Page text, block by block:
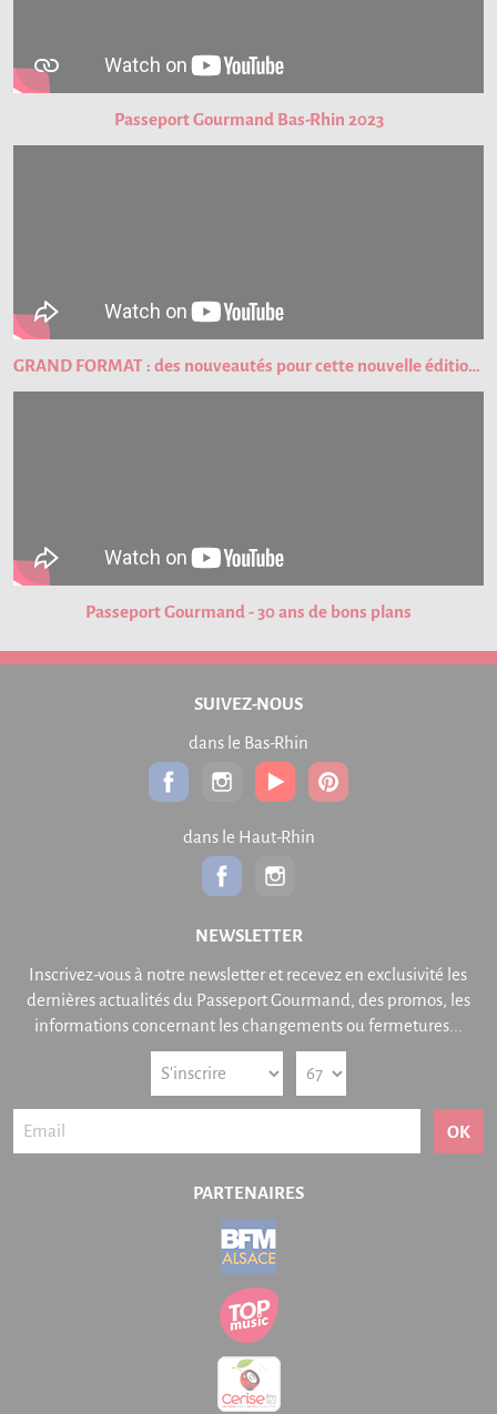
Passeport Gourmand Bas-Rhin 2023
GRAND FORMAT : des nouveautés pour cette nouvelle édition du Passeport Gourmand !
Passeport Gourmand - 30 ans de bons plans
SUIVEZ-NOUS
dans le Bas-Rhin
dans le Haut-Rhin
NEWSLETTER
Inscrivez-vous à notre newsletter et recevez en exclusivité les
dernières actualités du Passeport Gourmand, des promos, les
informations concernant les changements ou fermetures...
OK
PARTENAIRES